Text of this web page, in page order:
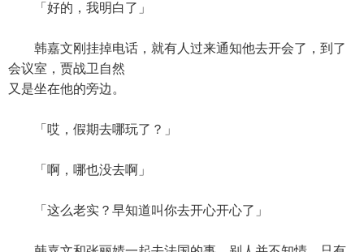
「好的，我明白了」
韩嘉文刚挂掉电话，就有人过来通知他去开会了，到了
会议室，贾战卫自然
又是坐在他的旁边。
「哎，假期去哪玩了？」
「啊，哪也没去啊」
「这么老实？早知道叫你去开心开心了」